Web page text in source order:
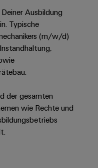
Ausbildung
Typische
(m/w/d)
der gesamten
wie Rechte und